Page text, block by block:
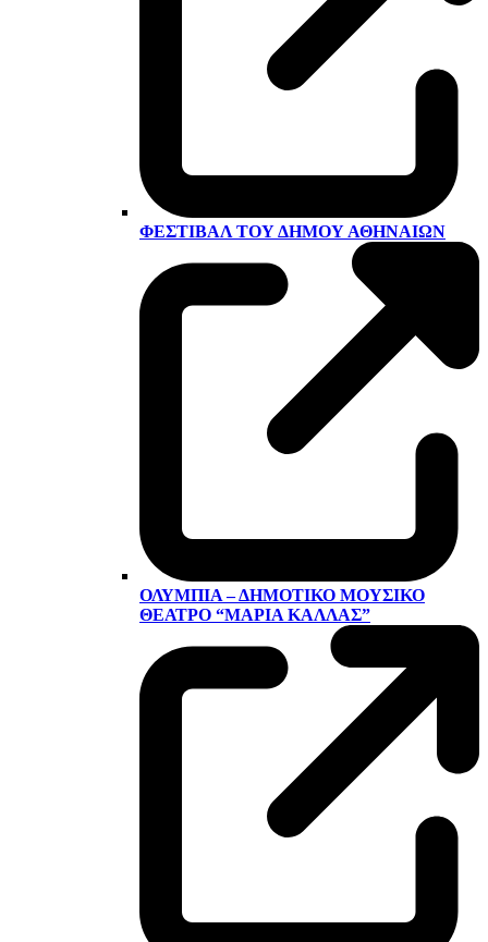
ΦΕΣΤΙΒΆΛ ΤΟΥ ΔΉΜΟΥ ΑΘΗΝΑΊΩΝ
ΟΛΎΜΠΙΑ – ΔΗΜΟΤΙΚΌ ΜΟΥΣΙΚΌ
ΘΈΑΤΡΟ “ΜΑΡΊΑ ΚΆΛΛΑΣ”